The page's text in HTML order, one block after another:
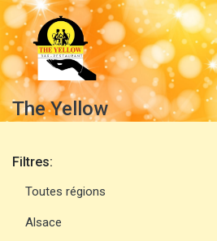
The Yellow
Filtres:
Toutes régions
Alsace